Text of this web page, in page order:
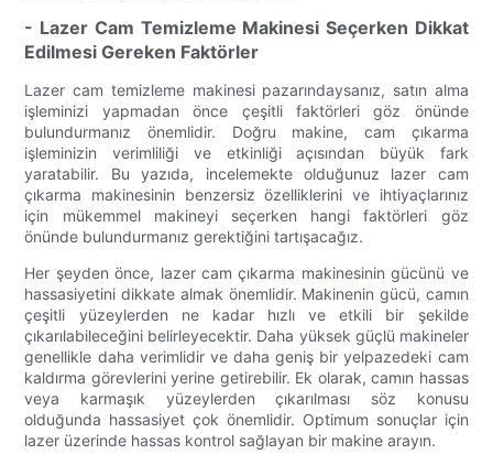
- Lazer Cam Temizleme Makinesi Seçerken Dikkat
Edilmesi Gereken Faktörler
Lazer cam temizleme makinesi pazarındaysanız, satın alma
işleminizi yapmadan önce çeşitli faktörleri göz önünde
bulundurmanız önemlidir. Doğru makine, cam çıkarma
işleminizin verimliliği ve etkinliği açısından büyük fark
yaratabilir. Bu yazıda, incelemekte olduğunuz lazer cam
çıkarma makinesinin benzersiz özelliklerini ve ihtiyaçlarınız
için mükemmel makineyi seçerken hangi faktörleri göz
önünde bulundurmanız gerektiğini tartışacağız.
Her şeyden önce, lazer cam çıkarma makinesinin gücünü ve
hassasiyetini dikkate almak önemlidir. Makinenin gücü, camın
çeşitli yüzeylerden ne kadar hızlı ve etkili bir şekilde
çıkarılabileceğini belirleyecektir. Daha yüksek güçlü makineler
genellikle daha verimlidir ve daha geniş bir yelpazedeki cam
kaldırma görevlerini yerine getirebilir. Ek olarak, camın hassas
veya karmaşık yüzeylerden çıkarılması söz konusu
olduğunda hassasiyet çok önemlidir. Optimum sonuçlar için
lazer üzerinde hassas kontrol sağlayan bir makine arayın.